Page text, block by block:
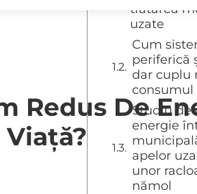
Redus De
tratarea
uzate
Cum
periferică
dar cuplu
consumul
Studiu de
energie
apelor
unor
nămol